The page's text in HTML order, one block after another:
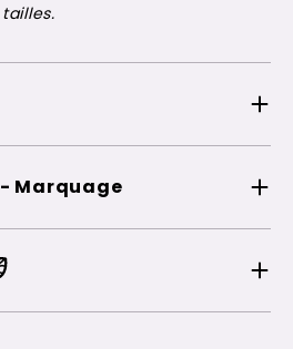
Marquage